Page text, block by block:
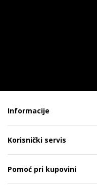
Informacije
Korisnički servis
Pomoć pri kupovini